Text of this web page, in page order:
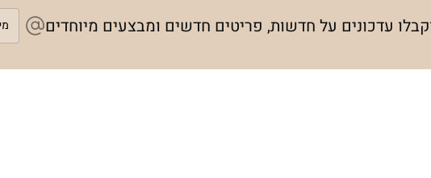
שרות מהירה אוסיפו מוצר לסל
עדכונים על חדשות, פריטים חדשים ומבצעים מיוחדים
מייל
שלך